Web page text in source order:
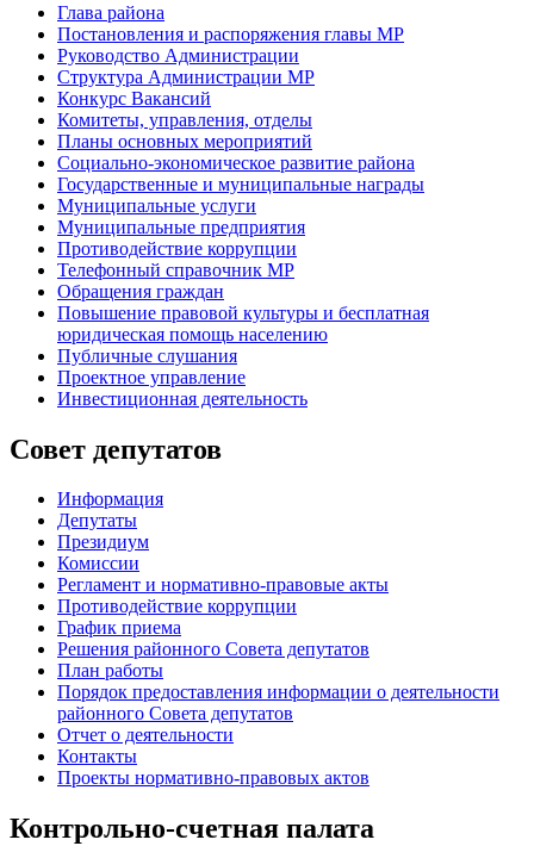
Глава района
Постановления и распоряжения главы МР
Руководство Администрации
Структура Администрации МР
Конкурс Вакансий
Комитеты, управления, отделы
Планы основных мероприятий
Социально-экономическое развитие района
Государственные и муниципальные награды
Муниципальные услуги
Муниципальные предприятия
Противодействие коррупции
Телефонный справочник МР
Обращения граждан
Повышение правовой культуры и бесплатная
юридическая помощь населению
Публичные слушания
Проектное управление
Инвестиционная деятельность
Совет депутатов
Информация
Депутаты
Президиум
Комиссии
Регламент и нормативно-правовые акты
Противодействие коррупции
График приема
Решения районного Совета депутатов
План работы
Порядок предоставления информации о деятельности
районного Совета депутатов
Отчет о деятельности
Контакты
Проекты нормативно-правовых актов
Контрольно-счетная палата